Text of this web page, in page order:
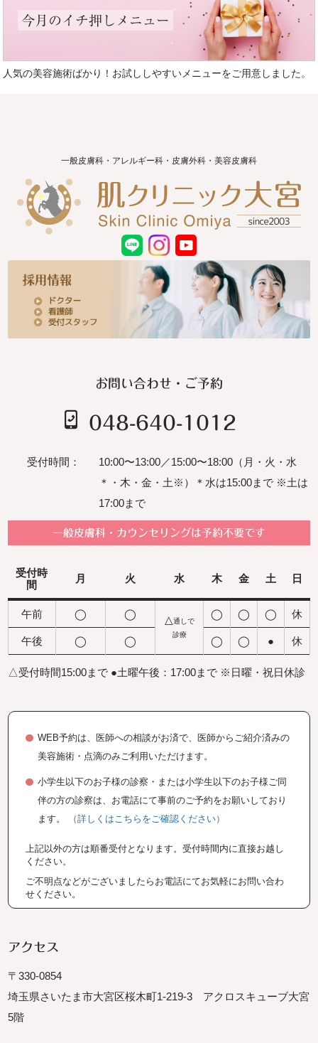
今月のイチ押しメニュー
人気の美容施術ばかり！お試ししやすいメニューをご用意しました。
一般皮膚科・アレルギー科・皮膚外科・美容皮膚科
お問い合わせ・ご予約
048-640-1012
受付時間：
10:00〜13:00／15:00〜18:00（月・火・水
＊・木・金・土※）＊水は15:00まで ※土は
17:00まで
一般皮膚科・カウンセリングは予約不要です
受付時
間
月 火 水 木 金 土 日
午前 ◯ ◯ △通しで
診療
◯ ◯ ◯ 休
午後 ◯ ◯ ◯ ◯ ● 休
△受付時間15:00まで ●土曜午後：17:00まで ※日曜・祝日休診
WEB予約は、医師への相談がお済で、医師からご紹介済みの
美容施術・点滴のみご利用いただけます。
小学生以下のお子様の診察・または小学生以下のお子様ご同
伴の方の診察は、お電話にて事前のご予約をお願いしており
ます。
（詳しくはこちらをご確認ください）
上記以外の方は順番受付となります。受付時間内に直接お越し
ください。
ご不明点などがございましたらお電話にてお気軽にお問い合わ
せください。
アクセス
〒330-0854
埼玉県さいたま市大宮区桜木町1-219-3 アクロスキューブ大宮
5階